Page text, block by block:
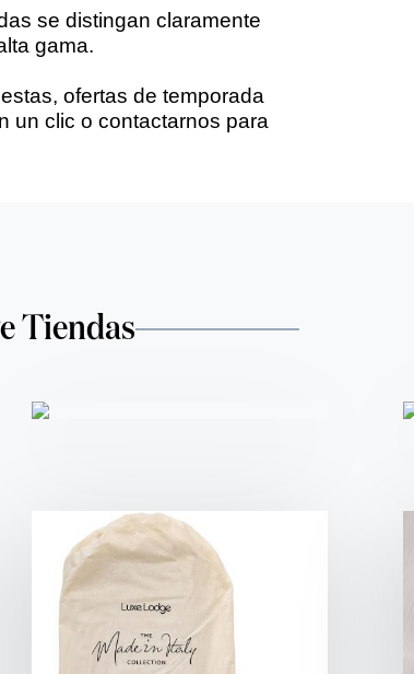
se distingan claramente
gama.
ofertas de temporada
un clic o contactarnos para
Tiendas